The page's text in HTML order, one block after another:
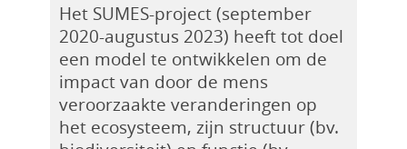
Het SUMES-project (september
2020-augustus 2023) heeft tot doel
een model te ontwikkelen om de
impact van door de mens
veroorzaakte veranderingen op
het ecosysteem, zijn structuur (bv.